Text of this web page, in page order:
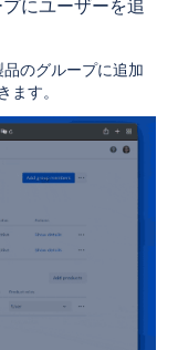
にユーザーを追
のグループに追加
ます。